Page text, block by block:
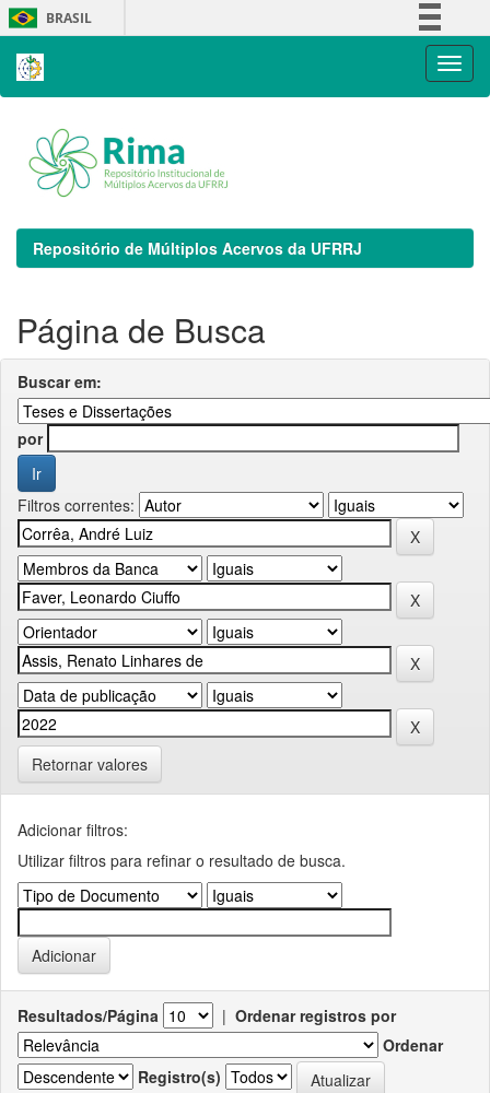
Skip
navigation
BRASIL
Repositório de Múltiplos Acervos da UFRRJ
Página de Busca
Buscar em:
por
Filtros correntes:
Retornar valores
Adicionar filtros:
Utilizar filtros para refinar o resultado de busca.
Resultados/Página | Ordenar registros por
Ordenar
Registro(s)